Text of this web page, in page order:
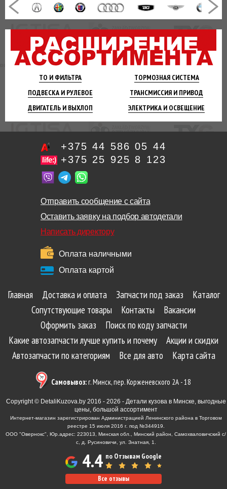
ТО И ФИЛЬТРА ТОРМОЗНАЯСИСТЕМА
ПОДВЕСКА И РУЛЕВОЕ ТРАНСМИССИЯ И ПРИВОД
ДВИГАТЕЛЬ И ВЫХЛОП ЭЛЕКТРИКА И ОСВЕЩЕНИЕ
+375 44 586 05 44
+375 25 925 8 123
Отправить сообщение с сайта
Оставить заявку на подбор автодетали
Написать директору
Оплата наличными
Оплата картой
Главная Доставка и оплата Запчасти под заказ
Каталог
Сопутствующие товары
Контакты
Вакансии
Оформить заказ
Поиск по коду запчасти
Какие автозапчасти лучше купить и почему
Акции и скидки
Автозапчасти по категориям
Все для авто Карта сайта
Самовывоз:г. Минск, пер. Корженевского 2А - 18
Copyright © DetaliKuzova.by 2016 - 2026 - Детали кузова в Минске, выгодные
цены, большой ассортимент
Интернет-магазин зарегистрирован Администрацией Ленинского района в Торговом
реестре 15 июля 2016 г. под №344919.
ООО "Овернокс", Юр.адрес: 223013, Минская обл., Минский район, Самохваловичский с/
с, д. Русиновичи, ул. Знатная, 1.
4.4 по Отзывам Google
Все отзывы